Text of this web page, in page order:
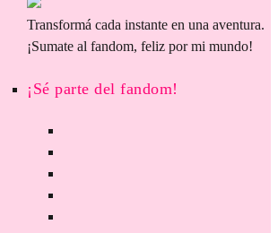
Transformá cada instante en una aventura.
¡Sumate al fandom, feliz por mi mundo!
¡Sé parte del fandom!